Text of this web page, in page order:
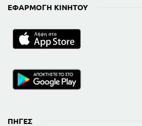
ΕΦΑΡΜΟΓΉ ΚΙΝΗΤΟΎ
ΠΗΓΈΣ